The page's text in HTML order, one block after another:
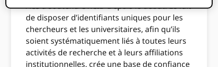
ACS a soutenu ORCID Depuis le début. Le fait
de disposer d’identifiants uniques pour les
chercheurs et les universitaires, afin qu’ils
soient systématiquement liés à toutes leurs
activités de recherche et à leurs affiliations
institutionnelles, crée une base de confiance